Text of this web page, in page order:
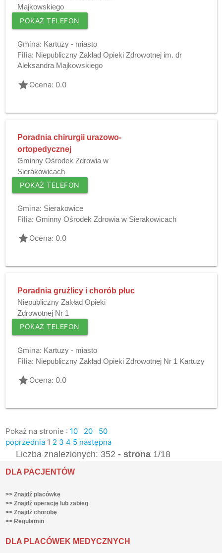
Majkowskiego
POKAŻ TELEFON
Gmina: Kartuzy - miasto
Filia: Niepubliczny Zakład Opieki Zdrowotnej im. dr
Aleksandra Majkowskiego
gradeOcena: 0.0
Poradnia chirurgii urazowo-
ortopedycznej
Gminny Ośrodek Zdrowia w
Sierakowicach
POKAŻ TELEFON
Gmina: Sierakowice
Filia: Gminny Ośrodek Zdrowia w Sierakowicach
gradeOcena: 0.0
Poradnia gruźlicy i chorób płuc
Niepubliczny Zakład Opieki
Zdrowotnej Nr 1
POKAŻ TELEFON
Gmina: Kartuzy - miasto
Filia: Niepubliczny Zakład Opieki Zdrowotnej Nr 1 Kartuzy
gradeOcena: 0.0
Pokaż na stronie : 10 20
50
poprzednia 1 2 3 4 5 następna
Liczba znalezionych: 352 - strona 1/18
DLA PACJENTÓW
>> Znajdź placówkę
>> Znajdź operację lub zabieg
>> Znajdź chorobę
>> Regulamin
DLA PLACÓWEK MEDYCZNYCH